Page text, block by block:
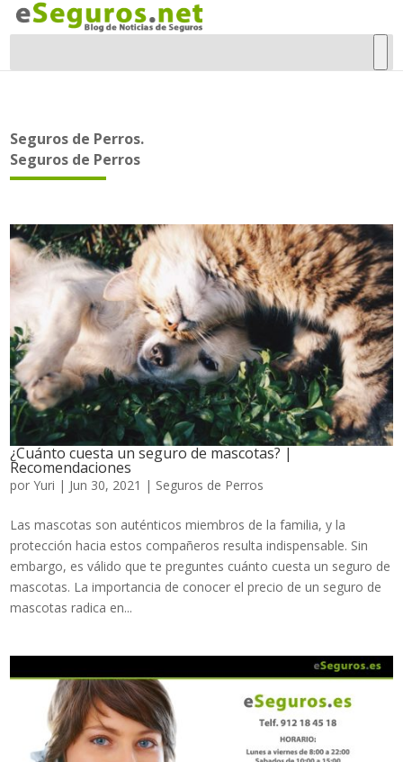
Seguros de Perros.
Seguros de Perros
¿Cuánto cuesta un seguro de mascotas? |
Recomendaciones
porYuri | Jun 30, 2021 | Seguros de Perros
Las mascotas son auténticos miembros de la familia, y la
protección hacia estos compañeros resulta indispensable. Sin
embargo, es válido que te preguntes cuánto cuesta un seguro de
mascotas. La importancia de conocer el precio de un seguro de
mascotas radica en...